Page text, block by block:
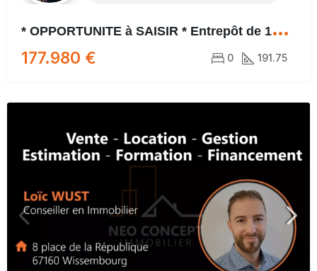
*
OPPORTUNITE à SAISIR * Entrepôt de 135 m² + Maison d’habitation de 56 m² !! *
177.980 € 0 191.75